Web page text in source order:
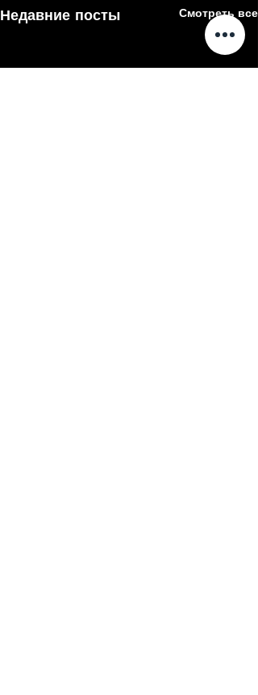
Недавние посты Смотреть все